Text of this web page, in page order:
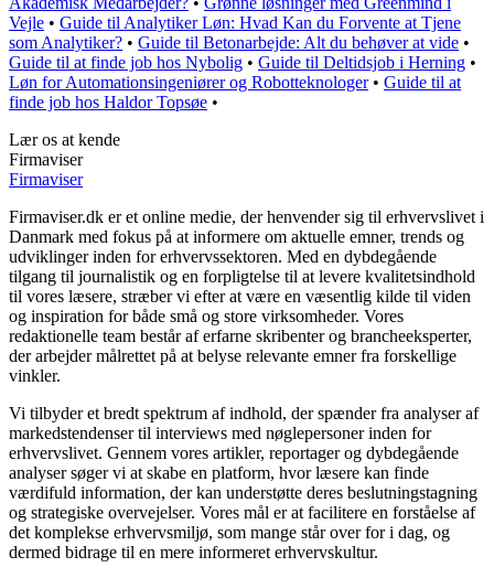
Vejle • Guide til Analytiker Løn: Hvad Kan du Forvente at Tjene
som Analytiker? • Guide til Betonarbejde: Alt du behøver at vide •
Guide til at finde job hos Nybolig • Guide til Deltidsjob i Herning •
Løn for Automationsingeniører og Robotteknologer• Guide til at
finde job hos Haldor Topsøe •
Lær os at kende
Firmaviser
Firmaviser
Firmaviser.dk er et online medie, der henvender sig til erhvervslivet i
Danmark med fokus på at informere om aktuelle emner, trends og
udviklinger inden for erhvervssektoren. Med en dybdegående
tilgang til journalistik og en forpligtelse til at levere kvalitetsindhold
til vores læsere, stræber vi efter at være en væsentlig kilde til viden
og inspiration for både små og store virksomheder. Vores
redaktionelle team består af erfarne skribenter og brancheeksperter,
der arbejder målrettet på at belyse relevante emner fra forskellige
vinkler.
Vi tilbyder et bredt spektrum af indhold, der spænder fra analyser af
markedstendenser til interviews med nøglepersoner inden for
erhvervslivet. Gennem vores artikler, reportager og dybdegående
analyser søger vi at skabe en platform, hvor læsere kan finde
værdifuld information, der kan understøtte deres beslutningstagning
og strategiske overvejelser. Vores mål er at facilitere en forståelse af
det komplekse erhvervsmiljø, som mange står over for i dag, og
dermed bidrage til en mere informeret erhvervskultur.